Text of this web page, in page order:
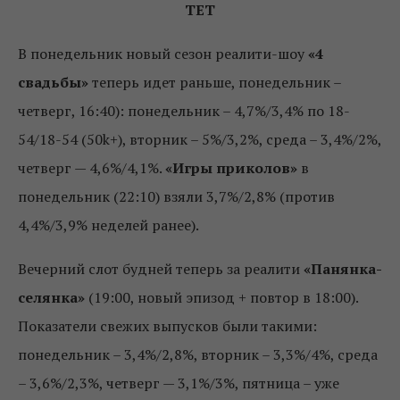
ТЕТ
В понедельник новый сезон реалити-шоу «4
свадьбы»теперь идет раньше, понедельник –
четверг, 16:40): понедельник – 4,7%/3,4% по 18-
54/18-54 (50k+), вторник – 5%/3,2%, среда – 3,4%/2%,
четверг — 4,6%/4,1%. «Игры приколов» в
понедельник (22:10) взяли 3,7%/2,8% (против
4,4%/3,9% неделей ранее).
Вечерний слот будней теперь за реалити «Панянка-
селянка» (19:00, новый эпизод + повтор в 18:00).
Показатели свежих выпусков были такими:
понедельник – 3,4%/2,8%, вторник – 3,3%/4%, среда
– 3,6%/2,3%, четверг — 3,1%/3%, пятница – уже